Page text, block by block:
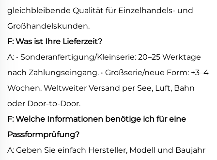
gleichbleibende Qualität für Einzelhandels- und
Großhandelskunden.
F: Was ist Ihre Lieferzeit?
A: • Sonderanfertigung/Kleinserie: 20–25 Werktage
nach Zahlungseingang. • Großserie/neue Form: +3–4
Wochen. Weltweiter Versand per See, Luft, Bahn
oder Door-to-Door.
F: Welche Informationen benötige ich für eine
Passformprüfung?
A: Geben Sie einfach Hersteller, Modell und Baujahr